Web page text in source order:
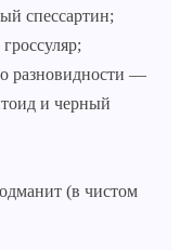
спессартин;
разновидности —
и черный
(в чистом